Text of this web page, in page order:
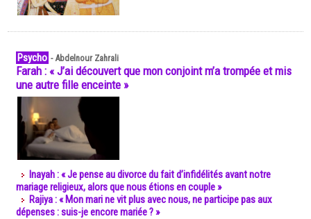
Psycho -Abdelnour Zahrali
Farah : « J’ai découvert que mon conjoint m’a trompée et mis
une autre fille enceinte »
Inayah : « Je pense au divorce du fait d’infidélités avant notre
mariage religieux, alors que nous étions en couple »
Rajiya : « Mon mari ne vit plus avec nous, ne participe pas aux
dépenses : suis-je encore mariée ? »